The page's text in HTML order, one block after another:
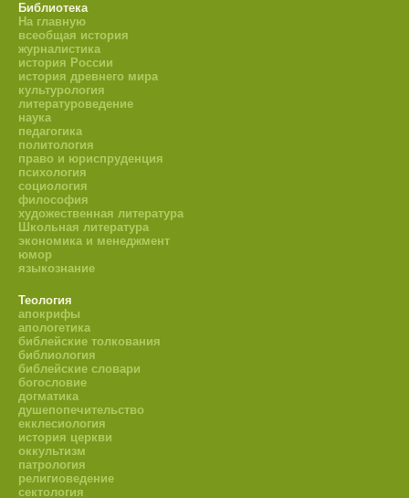
Библиотека
На главную
всеобщая история
журналистика
история России
история древнего мира
культурология
литературоведение
наука
педагогика
политология
право и юриспруденция
психология
социология
философия
художественная литература
Школьная литература
экономика и менеджмент
юмор
языкознание
Теология
апокрифы
апологетика
библейские толкования
библиология
библейские словари
богословие
догматика
душепопечительство
екклесиология
история церкви
оккультизм
патрология
религиоведение
сектология